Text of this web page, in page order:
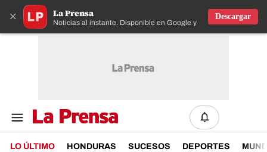
× La Prensa
Noticias al instante. Disponible en Google y IOS
Descargar
LO ÚLTIMO HONDURAS SUCESOS DEPORTES